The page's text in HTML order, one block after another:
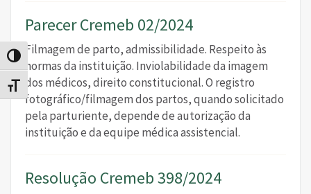
Alternar alto contraste
Alternar tamanho da fonte
Parecer Cremeb 02/2024
Filmagem de parto, admissibilidade. Respeito às
normas da instituição. Inviolabilidade da imagem
dos médicos, direito constitucional. O registro
fotográfico/filmagem dos partos, quando solicitado
pela parturiente, depende de autorização da
instituição e da equipe médica assistencial.
Resolução Cremeb 398/2024